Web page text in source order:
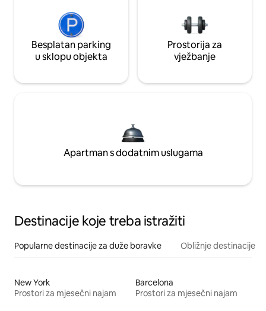
Besplatan parking
u sklopu objekta
Prostorija za
vježbanje
Apartman s dodatnim uslugama
Destinacije koje treba istražiti
Popularne destinacije za duže boravke Obližnje destinacije
New York
Prostori za mjesečni najam
Barcelona
Prostori za mjesečni najam